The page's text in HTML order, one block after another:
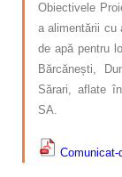
Obiectivele
a alimentării cu
de apă pentru
Bărcănești,
Sărari, aflate
SA.
Comunicat-